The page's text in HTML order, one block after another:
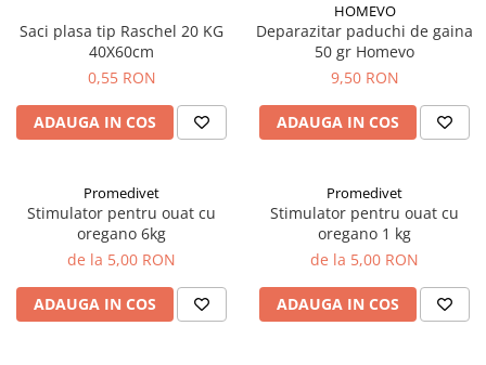
Erbicide
Insecticide
Tratament seminte
Dezinfectant de sol
Culturi BIO
Pompe de apa si hidrofoare
Unelte si masini pentru gradinarit
Atomizoare si pulverizatoare
Saci plasa tip Raschel 20 KG
40X60cm
0,55 RON
ADAUGA IN COS
HOMEVO
Deparazitar paduchi de gaina
50 gr Homevo
9,50 RON
ADAUGA IN COS
Promedivet
Stimulator pentru ouat cu
oregano 6kg
de la 5,00 RON
ADAUGA IN COS
Promedivet
Stimulator pentru ouat cu
oregano 1 kg
de la 5,00 RON
ADAUGA IN COS